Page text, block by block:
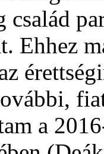
család
Ehhez
a